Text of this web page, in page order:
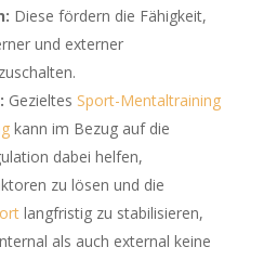
Diese fördern die Fähigkeit,
und externer
Gezieltes Sport-Mentaltraining
kann im Bezug auf die
dabei helfen,
zu lösen und die
langfristig zu stabilisieren,
als auch external keine